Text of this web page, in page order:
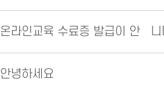
온라인교육 수료증 발급이 안됍니
안녕하세요